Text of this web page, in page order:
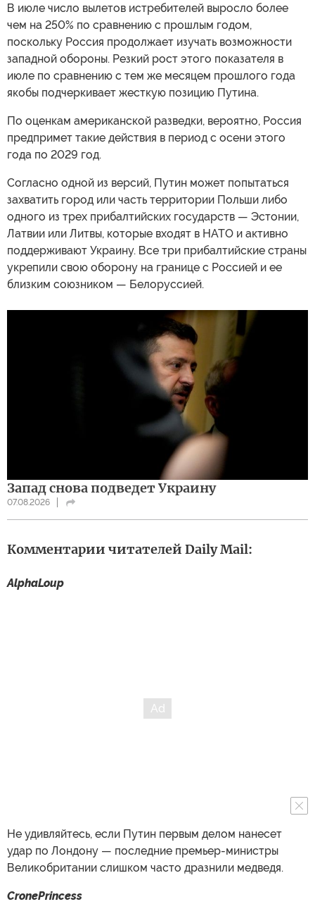
В июле число вылетов истребителей выросло более
чем на 250% по сравнению с прошлым годом,
поскольку Россия продолжает изучать возможности
западной обороны. Резкий рост этого показателя в
июле по сравнению с тем же месяцем прошлого года
якобы подчеркивает жесткую позицию Путина.
По оценкам американской разведки, вероятно, Россия
предпримет такие действия в период с осени этого
года по 2029 год.
Согласно одной из версий, Путин может попытаться
захватить город или часть территории Польши либо
одного из трех прибалтийских государств — Эстонии,
Латвии или Литвы, которые входят в НАТО и активно
поддерживают Украину. Все три прибалтийские страны
укрепили свою оборону на границе с Россией и ее
близким союзником — Белоруссией.
Запад снова подведет Украину
07.08.2026
Комментарии читателей Daily Mail:
AlphaLoup
Не удивляйтесь, если Путин первым делом нанесет
удар по Лондону — последние премьер-министры
Великобритании слишком часто дразнили медведя.
CronePrincess